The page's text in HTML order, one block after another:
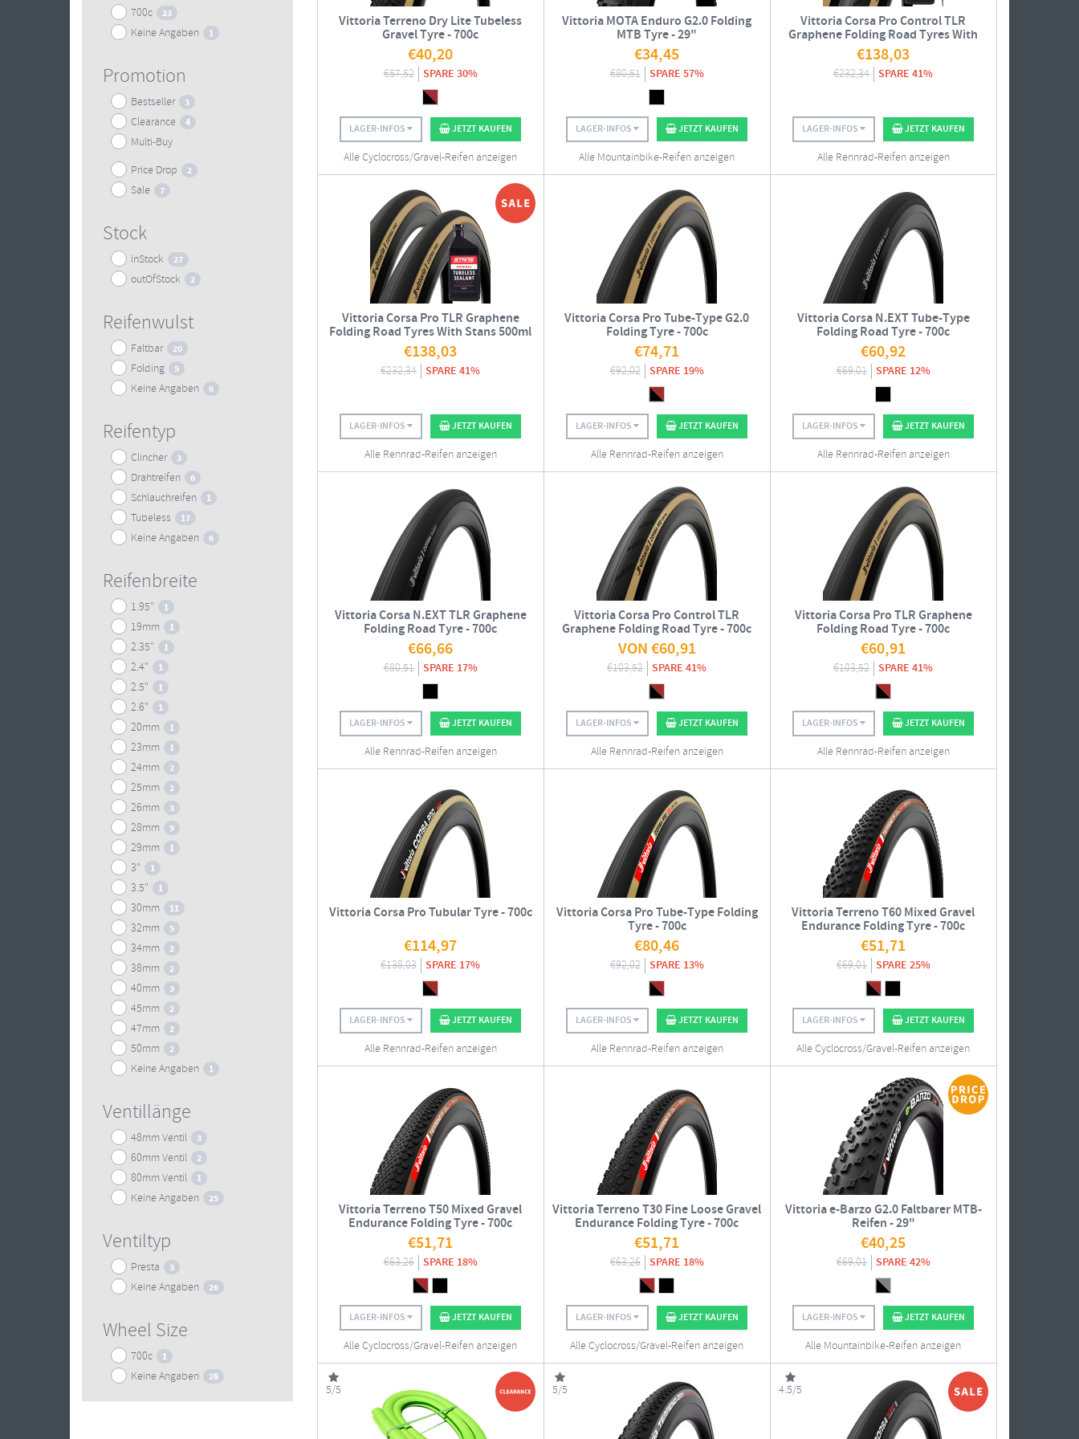
700c 23
Keine Angaben 1
Promotion
Bestseller 3
Clearance 4
Multi-Buy
Price Drop
2
Sale 7
Stock
inStock 27
outOfStock 2
Reifenwulst
Faltbar 20
Folding 5
Keine Angaben 6
Reifentyp
Clincher 3
Drahtreifen 6
Schlauchreifen 1
Tubeless 17
Keine Angaben 6
Reifenbreite
1.95" 1
19mm 1
2.35" 1
2.4" 1
2.5" 1
2.6" 1
20mm 1
23mm 1
24mm 2
25mm 2
26mm 3
28mm 9
29mm 1
3" 1
3.5" 1
30mm 11
32mm 5
34mm 2
38mm 2
40mm 3
45mm 2
47mm 2
50mm 2
Keine Angaben 1
Ventillänge
48mm Ventil 3
60mm Ventil 2
80mm Ventil 1
Keine Angaben 25
Ventiltyp
Presta 3
Keine Angaben 26
Wheel Size
700c 1
Keine Angaben 28
Vittoria Terreno Dry Lite Tubeless
Gravel Tyre - 700c
€40,20
€57,52 SPARE 30%
LAGER-INFOS JETZT KAUFEN
Alle Cyclocross/Gravel-Reifen anzeigen
Vittoria MOTA Enduro G2.0 Folding
MTB Tyre - 29"
€34,45
€80,51 SPARE 57%
LAGER-INFOS JETZT KAUFEN
Alle Mountainbike-Reifen anzeigen
Vittoria Corsa Pro Control TLR
Graphene Folding Road Tyres With
Stans 500ml Tubeless Sealant - Pair
€138,03
€232,34 SPARE 41%
LAGER-INFOS JETZT KAUFEN
Alle Rennrad-Reifen anzeigen
Vittoria Corsa Pro TLR Graphene
Folding Road Tyres With Stans 500ml
Tubeless Sealant - Pair
€138,03
€232,34 SPARE 41%
LAGER-INFOS JETZT KAUFEN
Alle Rennrad-Reifen anzeigen
Vittoria Corsa Pro Tube-Type G2.0
Folding Tyre - 700c
€74,71
€92,02 SPARE 19%
LAGER-INFOS JETZT KAUFEN
Alle Rennrad-Reifen anzeigen
Vittoria Corsa N.EXT Tube-Type
Folding Road Tyre - 700c
€60,92
€69,01 SPARE 12%
LAGER-INFOS JETZT KAUFEN
Alle Rennrad-Reifen anzeigen
Vittoria Corsa N.EXT TLR Graphene
Folding Road Tyre - 700c
€66,66
€80,51 SPARE 17%
LAGER-INFOS JETZT KAUFEN
Alle Rennrad-Reifen anzeigen
Vittoria Corsa Pro Control TLR
Graphene Folding Road Tyre - 700c
VON€60,91
€103,52 SPARE 41%
LAGER-INFOS JETZT KAUFEN
Alle Rennrad-Reifen anzeigen
Vittoria Corsa Pro TLR Graphene
Folding Road Tyre - 700c
€60,91
€103,52 SPARE 41%
LAGER-INFOS JETZT KAUFEN
Alle Rennrad-Reifen anzeigen
Vittoria Corsa Pro Tubular Tyre - 700c
€114,97
€138,03 SPARE 17%
LAGER-INFOS JETZT KAUFEN
Alle Rennrad-Reifen anzeigen
Vittoria Corsa Pro Tube-Type Folding
Tyre - 700c
€80,46
€92,02 SPARE 13%
LAGER-INFOS JETZT KAUFEN
Alle Rennrad-Reifen anzeigen
Vittoria Terreno T60 Mixed Gravel
Endurance Folding Tyre - 700c
€51,71
€69,01 SPARE 25%
LAGER-INFOS JETZT KAUFEN
Alle Cyclocross/Gravel-Reifen anzeigen
Vittoria Terreno T50 Mixed Gravel
Endurance Folding Tyre - 700c
€51,71
€63,26 SPARE 18%
LAGER-INFOS JETZT KAUFEN
Alle Cyclocross/Gravel-Reifen anzeigen
Vittoria Terreno T30 Fine Loose Gravel
Endurance Folding Tyre - 700c
€51,71
€63,26 SPARE 18%
LAGER-INFOS JETZT KAUFEN
Alle Cyclocross/Gravel-Reifen anzeigen
Vittoria e-Barzo G2.0 Faltbarer MTB-
Reifen - 29"
€40,25
€69,01 SPARE 42%
LAGER-INFOS JETZT KAUFEN
Alle Mountainbike-Reifen anzeigen
5/5 5/5 4.5/5